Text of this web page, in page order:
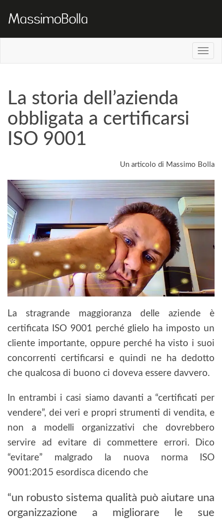
La storia dell’azienda
obbligata a certificarsi
ISO 9001
Un articolo di Massimo Bolla
La stragrande maggioranza delle aziende è
certificata ISO 9001 perché glielo ha imposto un
cliente importante, oppure perché ha visto i suoi
concorrenti certificarsi e quindi ne ha dedotto
che qualcosa di buono ci doveva essere davvero.
In entrambi i casi siamo davanti a “certificati per
vendere”, dei veri e propri strumenti di vendita, e
non a modelli organizzativi che dovrebbero
servire ad evitare di commettere errori. Dico
“evitare” malgrado la nuova norma ISO
9001:2015 esordisca dicendo che
“un robusto sistema qualità può aiutare una
organizzazione a migliorare le sue